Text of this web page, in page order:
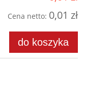
Cena netto: 0,01 zł
do koszyka